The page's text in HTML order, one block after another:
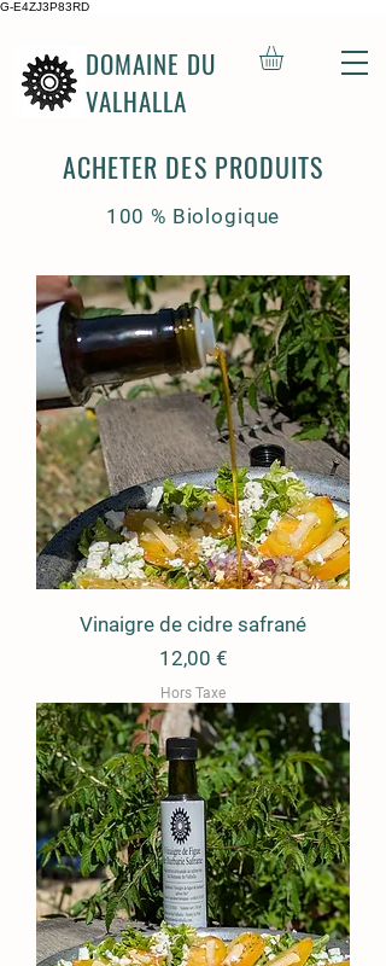
G-E4ZJ3P83RD
DOMAINE DU
VALHALLA
ACHETER DES PRODUITS
100 % Biologique
Vinaigre de cidre safrané
Prix
12,00 €
Hors Taxe